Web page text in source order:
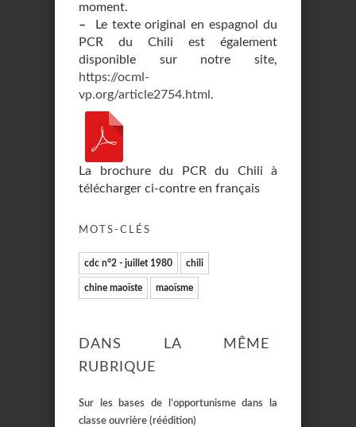
moment.
– Le texte original en espagnol du
PCR du Chili est également
disponible sur notre site,
https://ocml-
vp.org/article2754.html .
La brochure du PCR du Chili à
télécharger ci-contre en français
MOTS-CLÉS
cdc n°2 - juillet 1980 chili
chine maoïste maoïsme
DANS LA MÊME
RUBRIQUE
Sur les bases de l’opportunisme dans la
classe ouvrière (réédition)